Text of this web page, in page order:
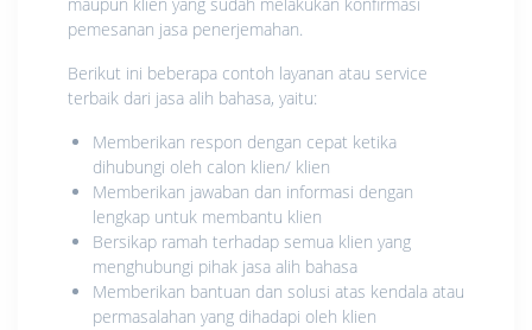
maupun klien yang sudah melakukan konfirmasi
pemesanan jasa penerjemahan.
Berikut ini beberapa contoh layanan atau service
terbaik dari jasa alih bahasa, yaitu:
Memberikan respon dengan cepat ketika
dihubungi oleh calon klien/ klien
Memberikan jawaban dan informasi dengan
lengkap untuk membantu klien
Bersikap ramah terhadap semua klien yang
menghubungi pihak jasa alih bahasa
Memberikan bantuan dan solusi atas kendala atau
permasalahan yang dihadapi oleh klien